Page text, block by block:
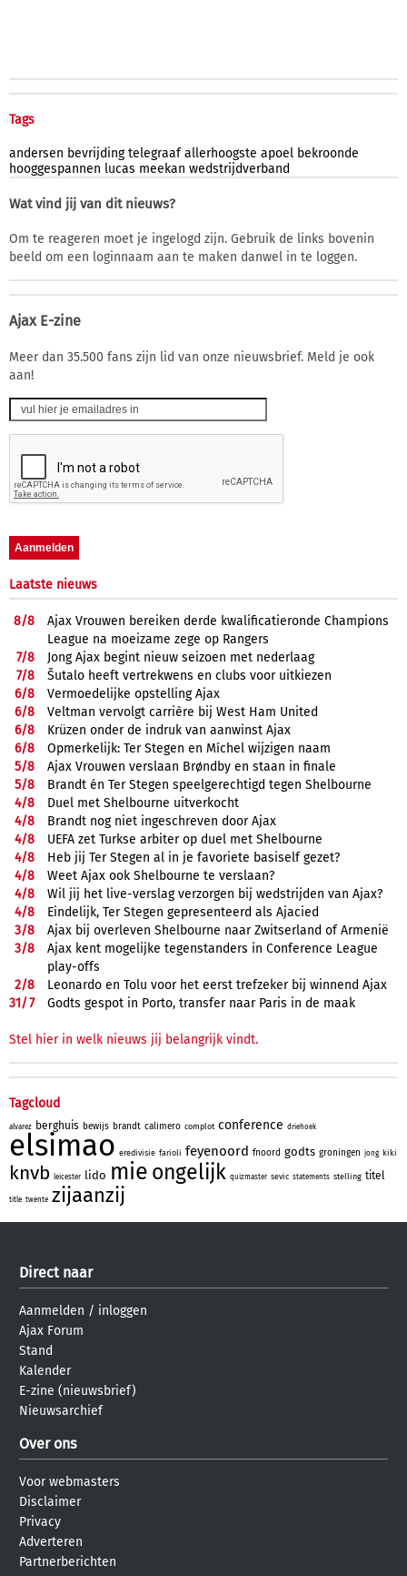
Tags
andersen bevrijding telegraaf allerhoogste apoel bekroonde
hooggespannen lucas meekan wedstrijdverband
Wat vind jij van dit nieuws?
Om te reageren moet je ingelogd zijn. Gebruik de links bovenin
beeld om een loginnaam aan te maken danwel in te loggen.
Ajax E-zine
Meer dan 35.500 fans zijn lid van onze nieuwsbrief. Meld je ook
aan!
Laatste nieuws
8/8
Ajax Vrouwen bereiken derde kwalificatieronde Champions
League na moeizame zege op Rangers
7/8
Jong Ajax begint nieuw seizoen met nederlaag
7/8
Šutalo heeft vertrekwens en clubs voor uitkiezen
6/8
Vermoedelijke opstelling Ajax
6/8
Veltman vervolgt carrière bij West Ham United
6/8
Krüzen onder de indruk van aanwinst Ajax
6/8
Opmerkelijk: Ter Stegen en Míchel wijzigen naam
5/8
Ajax Vrouwen verslaan Brøndby en staan in finale
5/8
Brandt én Ter Stegen speelgerechtigd tegen Shelbourne
4/8
Duel met Shelbourne uitverkocht
4/8
Brandt nog niet ingeschreven door Ajax
4/8
UEFA zet Turkse arbiter op duel met Shelbourne
4/8
Heb jij Ter Stegen al in je favoriete basiself gezet?
4/8
Weet Ajax ook Shelbourne te verslaan?
4/8
Wil jij het live-verslag verzorgen bij wedstrijden van Ajax?
4/8
Eindelijk, Ter Stegen gepresenteerd als Ajacied
3/8
Ajax bij overleven Shelbourne naar Zwitserland of Armenië
3/8
Ajax kent mogelijke tegenstanders in Conference League
play-offs
2/8
Leonardo en Tolu voor het eerst trefzeker bij winnend Ajax
31/7 Godts gespot in Porto, transfer naar Paris in de maak
Stel hier in welk nieuws jij belangrijk vindt.
Tagcloud
alvarez berghuis bewijs brandt calimero complot conference driehoek
elsimao eredivisie farioli feyenoord fnoord godts groningen jong kiki
knvb leicester lido mie ongelijk quizmaster sevic statements stelling titel
title twente zijaanzij
Direct naar
Aanmelden / inloggen
Ajax Forum
Stand
Kalender
E-zine (nieuwsbrief)
Nieuwsarchief
Over ons
Voor webmasters
Disclaimer
Privacy
Adverteren
Partnerberichten